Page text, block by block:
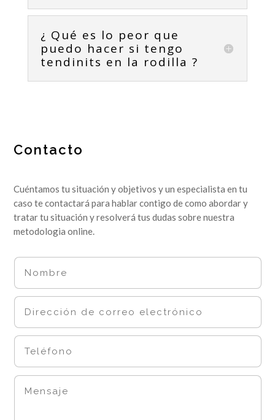
¿ Qué es lo peor que
puedo hacer si tengo
tendinits en la rodilla ?
Contacto
Cuéntamos tu situación y objetivos y un especialista en tu
caso te contactará para hablar contigo de como abordar y
tratar tu situación y resolverá tus dudas sobre nuestra
metodologia online.